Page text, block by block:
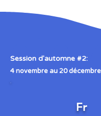
Session d'automne #2:
4 novembre au 20
Fr